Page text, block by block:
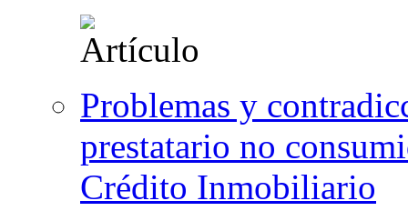
Problemas y
prestatario no
Crédito Inmobiliario